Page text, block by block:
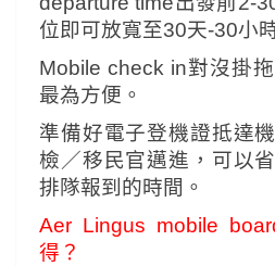
位即可放寬至30天-30小時
Mobile check in對沒掛
最為方便。
準備好電子登機證抵達
檢／移民官邁進， 可以
排隊報到的時間。
Aer Lingus mobile
得？